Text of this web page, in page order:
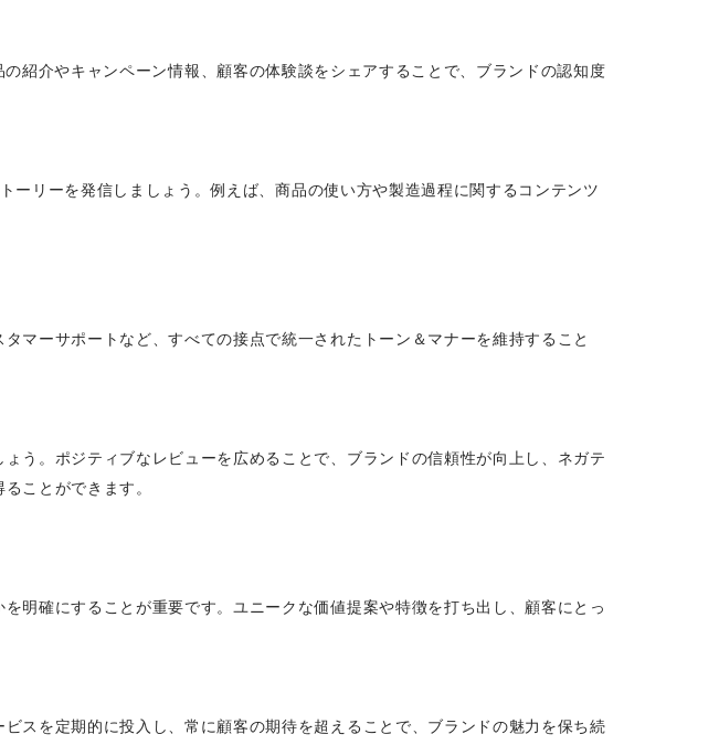
紹介やキャンペーン情報、顧客の体験談をシェアすることで、ブランドの認知度
ーリーを発信しましょう。例えば、商品の使い方や製造過程に関するコンテンツ
マーサポートなど、すべての接点で統一されたトーン＆マナーを維持すること
う。ポジティブなレビューを広めることで、ブランドの信頼性が向上し、ネガテ
ことができます。
明確にすることが重要です。ユニークな価値提案や特徴を打ち出し、顧客にとっ
スを定期的に投入し、常に顧客の期待を超えることで、ブランドの魅力を保ち続